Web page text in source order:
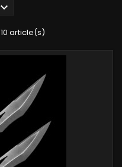

article(s)